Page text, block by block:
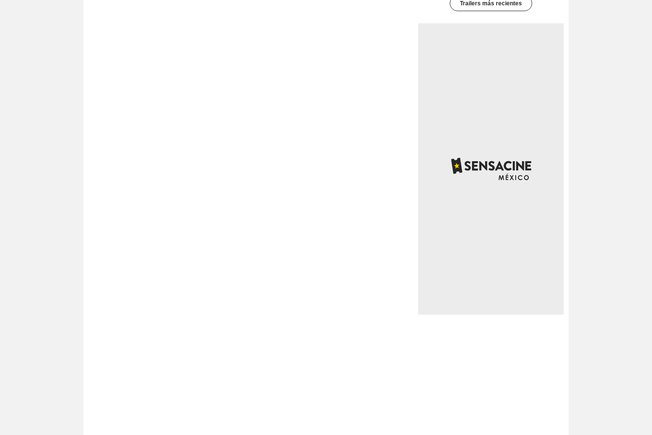
Trailers más recientes